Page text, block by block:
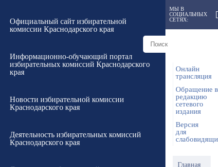
Официальный сайт избирательной
комиссии Краснодарского края
Информационно-обучающий портал
избирательных комиссий Краснодарского
края
Новости избирательной комиссии
Краснодарского края
Деятельность избирательных комиссий
Краснодарского края
МЫ В
СОЦИАЛЬНЫХ
СЕТЯХ:
Онлайн
трансляция
Обращение в
редакцию
сетевого
издания
Версия
для
Главная